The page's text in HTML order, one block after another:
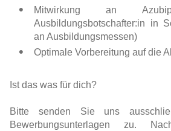
Mitwirkung an
Ausbildungsbotschafter:in in
an Ausbildungsmessen)
Optimale Vorbereitung auf die
Ist das was für dich?
Bitte senden Sie uns
Bewerbungsunterlagen zu.